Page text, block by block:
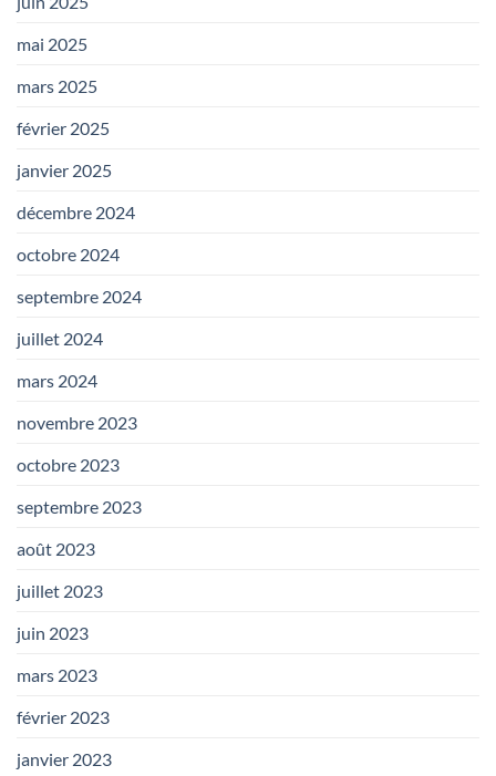
mai 2025
mars 2025
février 2025
janvier 2025
décembre 2024
octobre 2024
septembre 2024
juillet 2024
mars 2024
novembre 2023
octobre 2023
septembre 2023
août 2023
juillet 2023
juin 2023
mars 2023
février 2023
janvier 2023